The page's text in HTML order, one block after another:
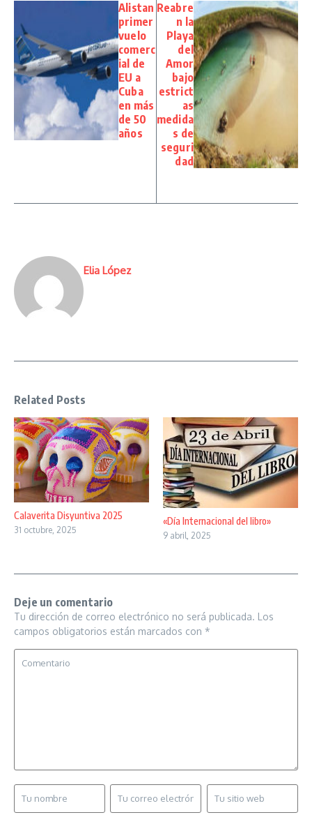
Alistan
primer
vuelo
comerc
ial de
EU a
Cuba
en más
de 50
años
Reabre
n la
Playa
del
Amor
bajo
estrict
as
medida
s de
seguri
dad
Elia López
Related Posts
Calaverita Disyuntiva 2025
31 octubre, 2025
«Día Internacional del libro»
9 abril, 2025
Deje un comentario
Tu dirección de correo electrónico no será publicada. Los
campos obligatorios están marcados con *